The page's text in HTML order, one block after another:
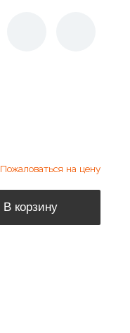
Пожаловаться на цену
В корзину